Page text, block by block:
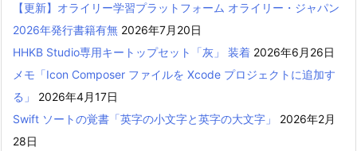
【更新】オライリー学習プラットフォーム オライリー・ジャパン
2026年発行書籍有無 2026年7月20日
HHKB Studio専用キートップセット「灰」 装着 2026年6月26日
メモ「Icon Composer ファイルを Xcode プロジェクトに追加す
る」
2026年4月17日
Swift ソートの覚書「英字の小文字と英字の大文字」
2026年2月
28日